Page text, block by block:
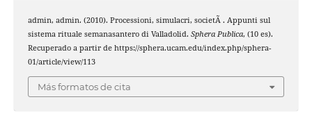
admin, admin. (2010). Processioni, simulacri, societÃ . Appunti sul
sistema rituale semanasantero di Valladolid. Sphera Publica, (10 es).
Recuperado a partir de https://sphera.ucam.edu/index.php/sphera-
01/article/view/113
Más formatos de cita